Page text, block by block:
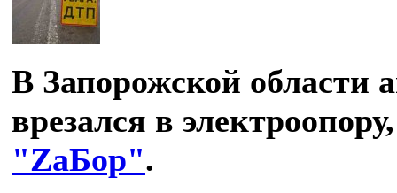
В Запорожской области
врезался в
"ZаБор".